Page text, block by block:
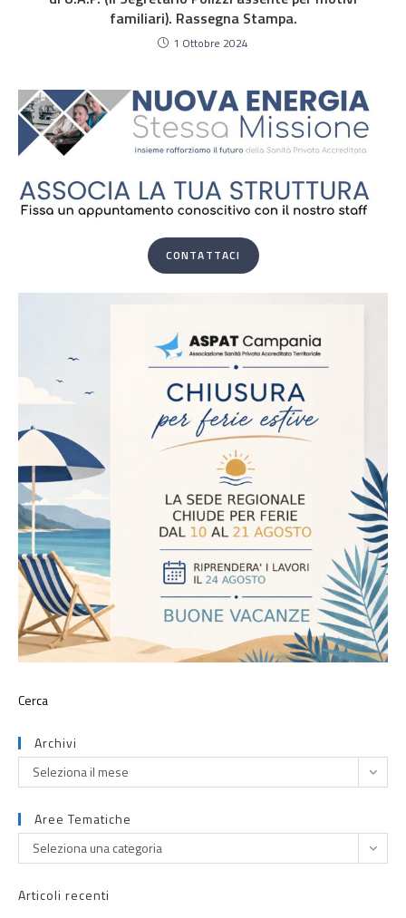
familiari). Rassegna Stampa.
1 Ottobre 2024
CONTATTACI
Archivi
Seleziona il mese
Aree Tematiche
Seleziona una categoria
Articoli recenti